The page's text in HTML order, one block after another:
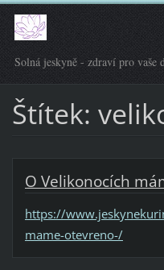
Solná jeskyně - zdraví pro vaše
Štítek:
O Velikonocích
https://
mame-otevreno-/